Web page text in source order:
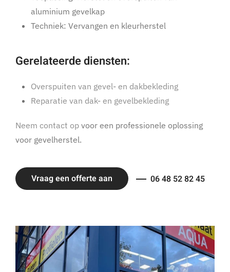
aluminium gevelkap
Techniek: Vervangen en kleurherstel
Gerelateerde diensten:
Overspuiten van gevel- en dakbekleding
Reparatie van dak- en gevelbekleding
Neem contact op voor een professionele oplossing
voor gevelherstel.
Vraag een offerte aan 06 48 52 82 45